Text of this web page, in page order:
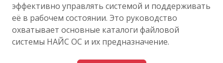
эффективно управлять системой и поддерживать
её в рабочем состоянии. Это руководство
охватывает основные каталоги файловой
системы НАЙС ОС и их предназначение.